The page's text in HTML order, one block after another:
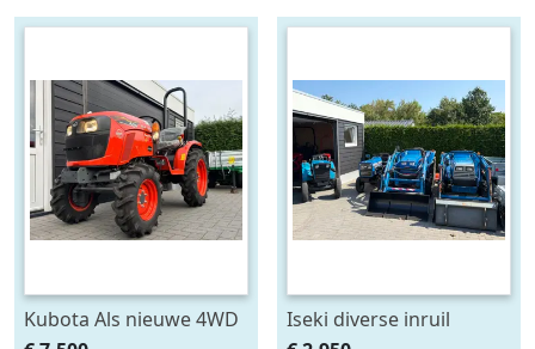
Kubota Als nieuwe 4WD
Iseki diverse inruil